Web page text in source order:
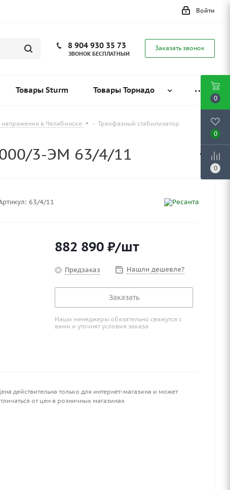
Войти
8 904 930 35 73
ЗВОНОК БЕСПЛАТНЫЙ
Заказать звонок
Товары Sturm Товары Торнадо
в Челябинске - Трехфазный стабилизатор
3-ЭМ 63/4/11
63/4/11
882 890 ₽/шт
Предзаказ Нашли дешевле?
Заказать
Наши менеджеры обязательно свяжутся с
вами и уточнят условия заказа
действительна только для интернет-магазина и может
от цен в розничных магазинах
0
0
0